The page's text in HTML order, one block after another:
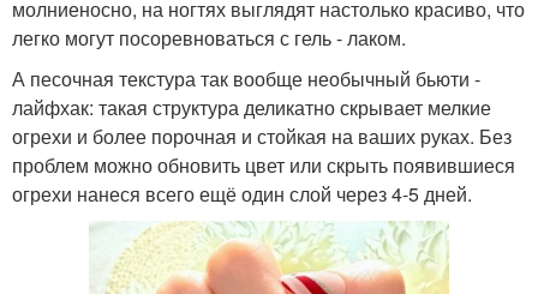
молниеносно, на ногтях выглядят настолько красиво, что
легко могут посоревноваться с гель - лаком.
А песочная текстура так вообще необычный бьюти -
лайфхак: такая структура деликатно скрывает мелкие
огрехи и более порочная и стойкая на ваших руках. Без
проблем можно обновить цвет или скрыть появившиеся
огрехи нанеся всего ещё один слой через 4-5 дней.